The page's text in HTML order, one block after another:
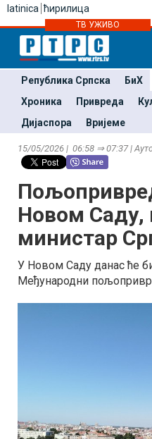
latinica ћирилица
ТВ УЖИВО
Република Српска БиХ
Хроника
Привреда
Дијаспора
Вријеме
15/05/2026 | 06:58 ⇒ 07:37 |
Новом Саду,
министар
У Новом Саду данас ће
Међународни